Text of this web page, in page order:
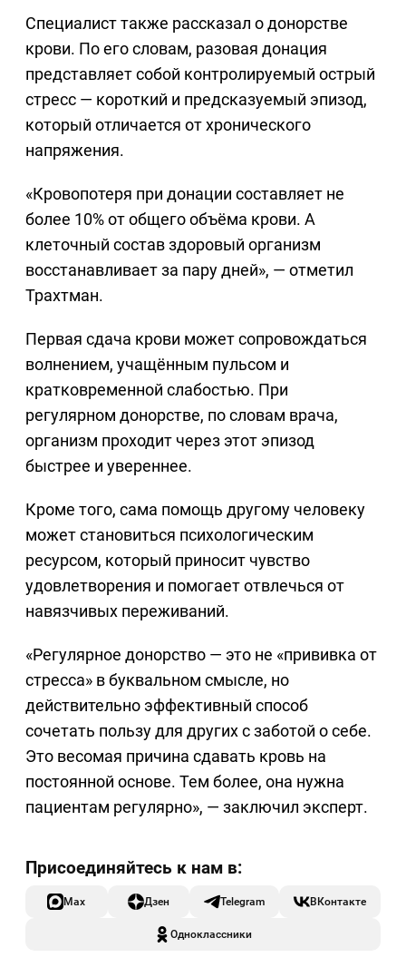
Специалист также рассказал о донорстве
крови. По его словам, разовая донация
представляет собой контролируемый острый
стресс — короткий и предсказуемый эпизод,
который отличается от хронического
напряжения.
«Кровопотеря при донации составляет не
более 10% от общего объёма крови. А
клеточный состав здоровый организм
восстанавливает за пару дней», — отметил
Трахтман.
Первая сдача крови может сопровождаться
волнением, учащённым пульсом и
кратковременной слабостью. При
регулярном донорстве, по словам врача,
организм проходит через этот эпизод
быстрее и увереннее.
Кроме того, сама помощь другому человеку
может становиться психологическим
ресурсом, который приносит чувство
удовлетворения и помогает отвлечься от
навязчивых переживаний.
«Регулярное донорство — это не «прививка от
стресса» в буквальном смысле, но
действительно эффективный способ
сочетать пользу для других с заботой о себе.
Это весомая причина сдавать кровь на
постоянной основе. Тем более, она нужна
пациентам регулярно», — заключил эксперт.
Max Дзен Telegram ВКонтакте
Одноклассники